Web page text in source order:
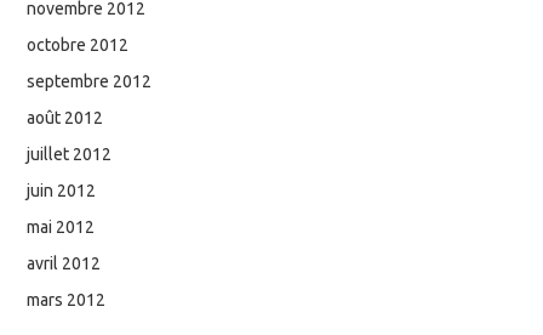
novembre 2012
octobre 2012
septembre 2012
août 2012
juillet 2012
juin 2012
mai 2012
avril 2012
mars 2012